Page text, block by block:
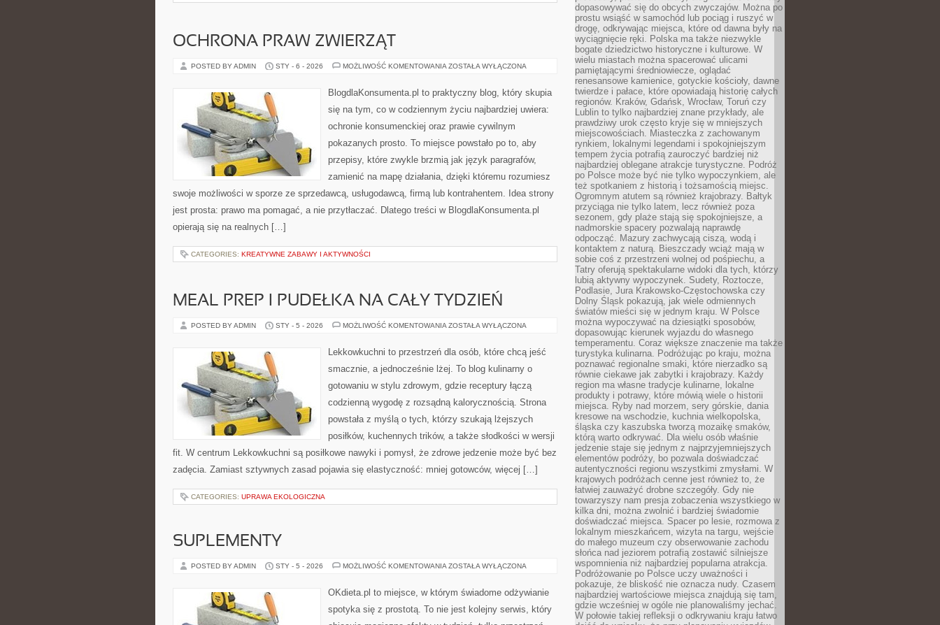
OCHRONA PRAW ZWIERZĄT
POSTED BY ADMIN STY - 6 - 2026 MOŻLIWOŚĆ KOMENTOWANIA OCHRONA
ZOSTAŁA WYŁĄCZONA
BlogdlaKonsumenta.pl to praktyczny blog, który skupia
się na tym, co w codziennym życiu najbardziej uwiera:
ochronie konsumenckiej oraz prawie cywilnym
pokazanych prosto. To miejsce powstało po to, aby
przepisy, które zwykle brzmią jak język paragrafów,
zamienić na mapę działania, dzięki któremu rozumiesz
swoje możliwości w sporze ze sprzedawcą, usługodawcą, firmą lub kontrahentem. Idea strony
jest prosta: prawo ma pomagać, a nie przytłaczać. Dlatego treści w BlogdlaKonsumenta.pl
opierają się na realnych […]
CATEGORIES: KREATYWNE ZABAWY I AKTYWNOŚCI
MEAL PREP I PUDEŁKA NA CAŁY TYDZIEŃ
POSTED BY ADMIN STY - 5 - 2026 MOŻLIWOŚĆ KOMENTOWANIA MEAL
PUDEŁKA
NA
TYDZIEŃ
ZOSTAŁA WYŁĄCZONA
Lekkowkuchni to przestrzeń dla osób, które chcą jeść
smacznie, a jednocześnie lżej. To blog kulinarny o
gotowaniu w stylu zdrowym, gdzie receptury łączą
codzienną wygodę z rozsądną kalorycznością. Strona
powstała z myślą o tych, którzy szukają lżejszych
posiłków, kuchennych trików, a także słodkości w wersji
fit. W centrum Lekkowkuchni są posiłkowe nawyki i pomysł, że zdrowe jedzenie może być bez
zadęcia. Zamiast sztywnych zasad pojawia się elastyczność: mniej gotowców, więcej […]
CATEGORIES: UPRAWA EKOLOGICZNA
SUPLEMENTY
POSTED BY ADMIN STY - 5 - 2026 MOŻLIWOŚĆ KOMENTOWANIA SUPLEMENTY
ZOSTAŁA WYŁĄCZONA
OKdieta.pl to miejsce, w którym świadome odżywianie
spotyka się z prostotą. To nie jest kolejny serwis, który
dopasowywać się do obcych zwyczajów. Można po
prostu wsiąść w samochód lub pociąg i ruszyć w
drogę, odkrywając miejsca, które od dawna były na
wyciągnięcie ręki. Polska ma także niezwykle
bogate dziedzictwo historyczne i kulturowe. W
wielu miastach można spacerować ulicami
pamiętającymi średniowiecze, oglądać
renesansowe kamienice, gotyckie kościoły, dawne
twierdze i pałace, które opowiadają historię całych
regionów. Kraków, Gdańsk, Wrocław, Toruń czy
Lublin to tylko najbardziej znane przykłady, ale
prawdziwy urok często kryje się w mniejszych
miejscowościach. Miasteczka z zachowanym
rynkiem, lokalnymi legendami i spokojniejszym
tempem życia potrafią zauroczyć bardziej niż
najbardziej oblegane atrakcje turystyczne. Podróż
po Polsce może być nie tylko wypoczynkiem, ale
też spotkaniem z historią i tożsamością miejsc.
Ogromnym atutem są również krajobrazy. Bałtyk
przyciąga nie tylko latem, lecz również poza
sezonem, gdy plaże stają się spokojniejsze, a
nadmorskie spacery pozwalają naprawdę
odpocząć. Mazury zachwycają ciszą, wodą i
kontaktem z naturą. Bieszczady wciąż mają w
sobie coś z przestrzeni wolnej od pośpiechu, a
Tatry oferują spektakularne widoki dla tych, którzy
lubią aktywny wypoczynek. Sudety, Roztocze,
Podlasie, Jura Krakowsko-Częstochowska czy
Dolny Śląsk pokazują, jak wiele odmiennych
światów mieści się w jednym kraju. W Polsce
można wypoczywać na dziesiątki sposobów,
dopasowując kierunek wyjazdu do własnego
temperamentu. Coraz większe znaczenie ma także
turystyka kulinarna. Podróżując po kraju, można
poznawać regionalne smaki, które nierzadko są
równie ciekawe jak zabytki i krajobrazy. Każdy
region ma własne tradycje kulinarne, lokalne
produkty i potrawy, które mówią wiele o historii
miejsca. Ryby nad morzem, sery górskie, dania
kresowe na wschodzie, kuchnia wielkopolska,
śląska czy kaszubska tworzą mozaikę smaków,
którą warto odkrywać. Dla wielu osób właśnie
jedzenie staje się jednym z najprzyjemniejszych
elementów podróży, bo pozwala doświadczać
autentyczności regionu wszystkimi zmysłami. W
krajowych podróżach cenne jest również to, że
łatwiej zauważyć drobne szczegóły. Gdy nie
towarzyszy nam presja zobaczenia wszystkiego w
kilka dni, można zwolnić i bardziej świadomie
doświadczać miejsca. Spacer po lesie, rozmowa z
lokalnym mieszkańcem, wizyta na targu, wejście
do małego muzeum czy obserwowanie zachodu
słońca nad jeziorem potrafią zostawić silniejsze
wspomnienia niż najbardziej popularna atrakcja.
Podróżowanie po Polsce uczy uważności i
pokazuje, że bliskość nie oznacza nudy. Czasem
najbardziej wartościowe miejsca znajdują się tam,
gdzie wcześniej w ogóle nie planowaliśmy jechać.
W połowie takiej refleksji o odkrywaniu kraju łatwo